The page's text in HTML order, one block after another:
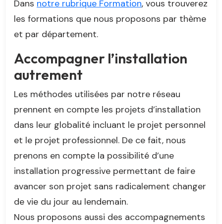
Dans notre rubrique Formation, vous trouverez
les formations que nous proposons par thème
et par département.
Accompagner l’installation
autrement
Les méthodes utilisées par notre réseau
prennent en compte les projets d’installation
dans leur globalité incluant le projet personnel
et le projet professionnel. De ce fait, nous
prenons en compte la possibilité d’une
installation progressive permettant de faire
avancer son projet sans radicalement changer
de vie du jour au lendemain.
Nous proposons aussi des accompagnements